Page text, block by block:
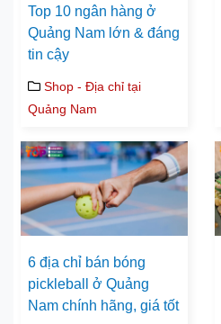
Top 10 ngân hàng ở
Quảng Nam lớn & đáng
tin cậy
Shop - Địa chỉ tại
Quảng Nam
6 địa chỉ bán bóng
pickleball ở Quảng
Nam chính hãng, giá tốt